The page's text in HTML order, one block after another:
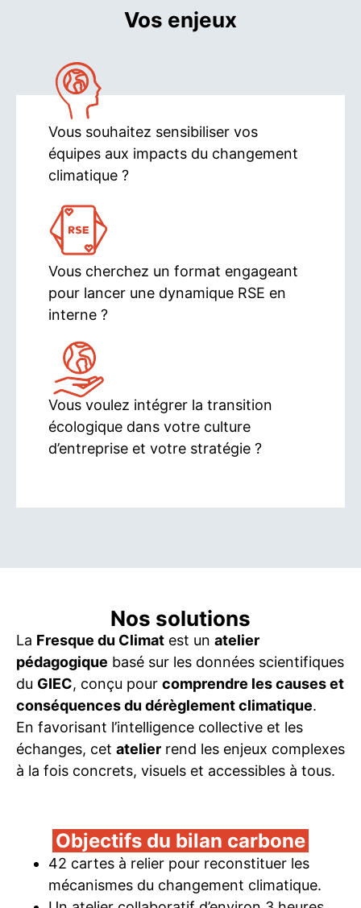
Vos enjeux
Vous souhaitez sensibiliser vos
équipes aux impacts du changement
climatique ?
Vous cherchez un format engageant
pour lancer une dynamique RSE en
interne ?
Vous voulez intégrer la transition
écologique dans votre culture
d’entreprise et votre stratégie ?
Nos solutions
La Fresque du Climat est un atelier
pédagogique basé sur les données scientifiques
du GIEC, conçu pour comprendre les causes et
conséquences du dérèglement climatique.
En favorisant l’intelligence collective et les
échanges, cet atelier rend les enjeux complexes
à la fois concrets, visuels et accessibles à tous.
Objectifs du bilan carbone
42 cartes à relier pour reconstituer les
mécanismes du changement climatique.